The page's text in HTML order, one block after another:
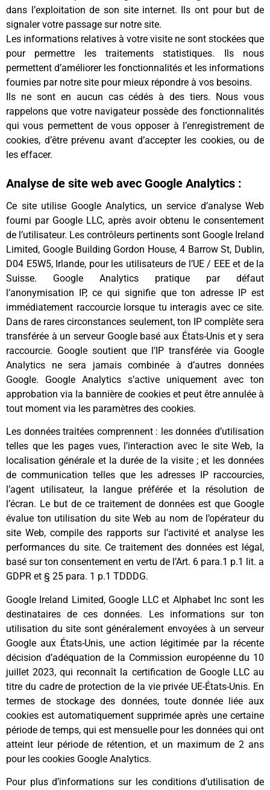
dans l’exploitation de son site internet. Ils ont pour but de
signaler votre passage sur notre site.
Les informations relatives à votre visite ne sont stockées que
pour permettre les traitements statistiques. Ils nous
permettent d’améliorer les fonctionnalités et les informations
fournies par notre site pour mieux répondre à vos besoins.
Ils ne sont en aucun cas cédés à des tiers. Nous vous
rappelons que votre navigateur possède des fonctionnalités
qui vous permettent de vous opposer à l’enregistrement de
cookies, d’être prévenu avant d’accepter les cookies, ou de
les effacer.
Analyse de site web avec Google Analytics :
Ce site utilise Google Analytics, un service d’analyse Web
fourni par Google LLC, après avoir obtenu le consentement
de l’utilisateur. Les contrôleurs pertinents sont Google Ireland
Limited, Google Building Gordon House, 4 Barrow St, Dublin,
D04 E5W5, Irlande, pour les utilisateurs de l’UE / EEE et de la
Suisse. Google Analytics pratique par défaut
l’anonymisation IP, ce qui signifie que ton adresse IP est
immédiatement raccourcie lorsque tu interagis avec ce site.
Dans de rares circonstances seulement, ton IP complète sera
transférée à un serveur Google basé aux États-Unis et y sera
raccourcie. Google soutient que l’IP transférée via Google
Analytics ne sera jamais combinée à d’autres données
Google. Google Analytics s’active uniquement avec ton
approbation via la bannière de cookies et peut être annulée à
tout moment via les paramètres des cookies.
Les données traitées comprennent : les données d’utilisation
telles que les pages vues, l’interaction avec le site Web, la
localisation générale et la durée de la visite ; et les données
de communication telles que les adresses IP raccourcies,
l’agent utilisateur, la langue préférée et la résolution de
l’écran. Le but de ce traitement de données est que Google
évalue ton utilisation du site Web au nom de l’opérateur du
site Web, compile des rapports sur l’activité et analyse les
performances du site. Ce traitement des données est légal,
basé sur ton consentement en vertu de l’Art. 6 para.1 p.1 lit. a
GDPR et § 25 para. 1 p.1 TDDDG.
Google Ireland Limited, Google LLC et Alphabet Inc sont les
destinataires de ces données. Les informations sur ton
utilisation du site sont généralement envoyées à un serveur
Google aux États-Unis, une action légitimée par la récente
décision d’adéquation de la Commission européenne du 10
juillet 2023, qui reconnaît la certification de Google LLC au
titre du cadre de protection de la vie privée UE-États-Unis. En
termes de stockage des données, toute donnée liée aux
cookies est automatiquement supprimée après une certaine
période de temps, qui est mensuelle pour les données qui ont
atteint leur période de rétention, et un maximum de 2 ans
pour les cookies Google Analytics.
Pour plus d’informations sur les conditions d’utilisation de